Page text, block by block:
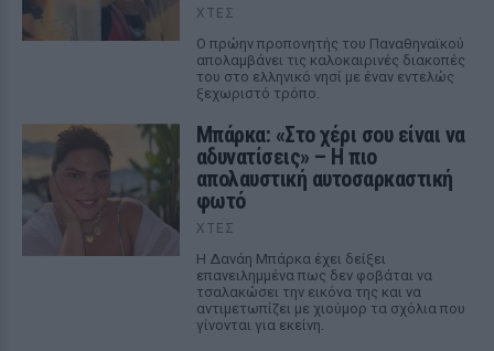
ΧΤΕΣ
Ο πρώην προπονητής του Παναθηναϊκού
απολαμβάνει τις καλοκαιρινές διακοπές
του στο ελληνικό νησί με έναν εντελώς
ξεχωριστό τρόπο.
Μπάρκα: «Στο χέρι σου είναι να
αδυνατίσεις» – Η πιο
απολαυστική αυτοσαρκαστική
φωτό
ΧΤΕΣ
Η Δανάη Μπάρκα έχει δείξει
επανειλημμένα πως δεν φοβάται να
τσαλακώσει την εικόνα της και να
αντιμετωπίζει με χιούμορ τα σχόλια που
γίνονται για εκείνη.